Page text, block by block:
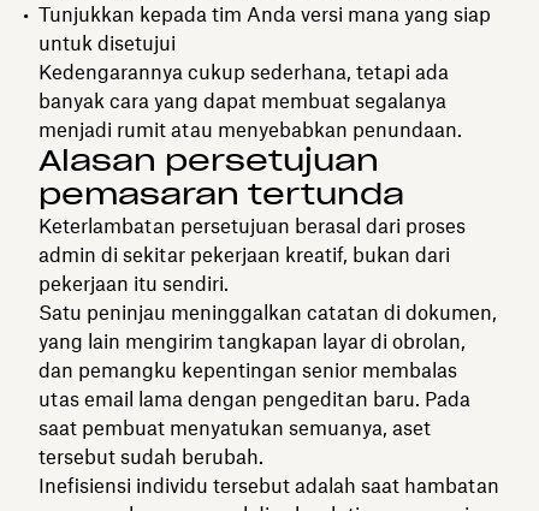
Tunjukkan kepada tim Anda versi mana yang siap
untuk disetujui
Kedengarannya cukup sederhana, tetapi ada
banyak cara yang dapat membuat segalanya
menjadi rumit atau menyebabkan penundaan.
Alasan persetujuan
pemasaran tertunda
Keterlambatan persetujuan berasal dari proses
admin di sekitar pekerjaan kreatif, bukan dari
pekerjaan itu sendiri.
Satu peninjau meninggalkan catatan di dokumen,
yang lain mengirim tangkapan layar di obrolan,
dan pemangku kepentingan senior membalas
utas email lama dengan pengeditan baru. Pada
saat pembuat menyatukan semuanya, aset
tersebut sudah berubah.
Inefisiensi individu tersebut adalah saat hambatan